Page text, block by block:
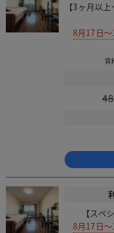
【3ヶ月以
8月17日
賃
【スペ
8月17日